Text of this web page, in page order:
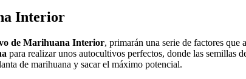
Interior
de Marihuana Interior, primarán una serie de factores que
para realizar unos autocultivos perfectos, donde las semillas
de marihuana y sacar el máximo potencial.